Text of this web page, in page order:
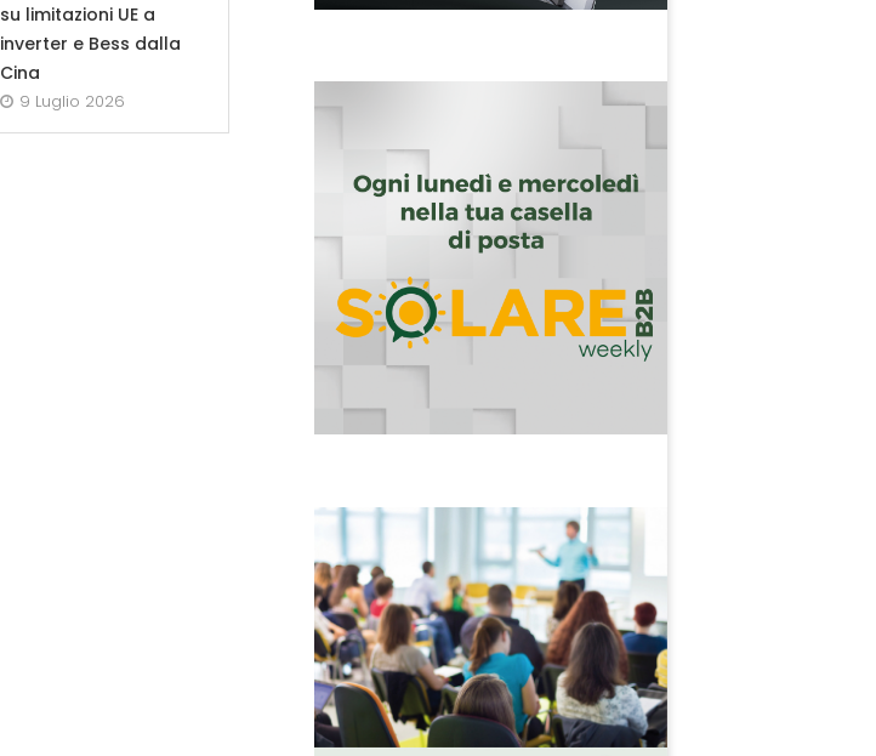
su limitazioni UE a
inverter e Bess dalla
Cina
9 Luglio 2026